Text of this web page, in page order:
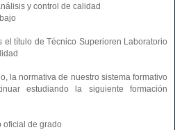
y control de calidad
el título de Técnico Superioren Laboratorio
la normativa de nuestro sistema formativo
estudiando la siguiente formación
oficial de grado